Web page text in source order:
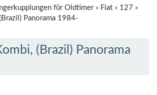
für Oldtimer» Fiat » 127 »
Panorama 1984-
(Brazil) Panorama